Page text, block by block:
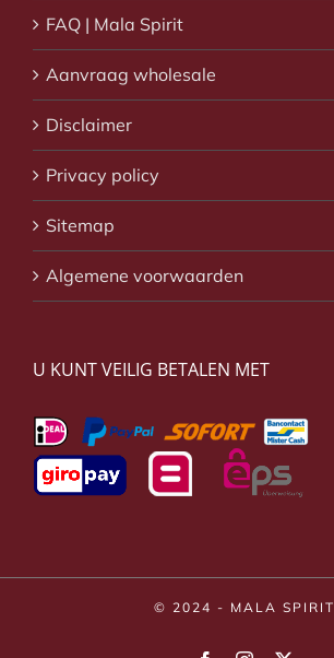
FAQ | Mala Spirit
Aanvraag wholesale
Disclaimer
Privacy policy
Sitemap
Algemene voorwaarden
U KUNT VEILIG BETALEN MET
© 2024 - MALA SPIRIT